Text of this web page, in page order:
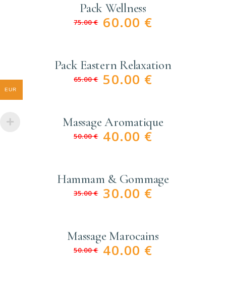
Pack Wellness
75.00€ 60.00 €
Pack Eastern Relaxation
65.00€ 50.00 €
Massage Aromatique
50.00€ 40.00 €
Hammam & Gommage
35.00€ 30.00 €
Massage Marocains
50.00€ 40.00 €
EUR